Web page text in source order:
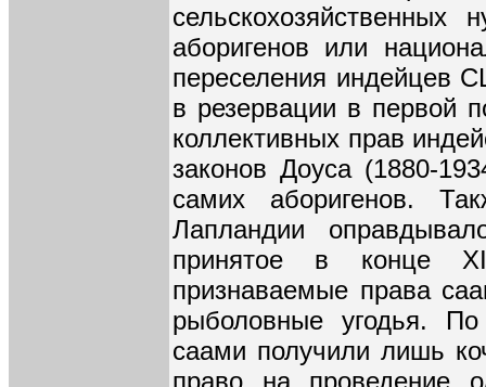
аборигенов или
переселения индейцев
в резервации в первой
коллективных прав
законов Доуса (1880-
самих аборигенов.
Лапландии
принятое в конце
признаваемые права
рыболовные угодья.
саами получили лишь
право на проведение